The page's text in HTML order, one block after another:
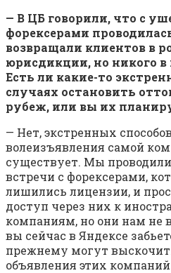
— В ЦБ говорили, что с
форексерами
возвращали клиентов в
юрисдикции, но никого в
Есть ли какие-то
случаях остановить
рубеж, или вы их
— Нет, экстренных
волеизъявления самой
существует. Мы
встречи с форексерами,
лишились лицензии, и
доступ через них к
компаниям, но они нам не
вы сейчас в Яндексе
прежнему могут
объявления этих